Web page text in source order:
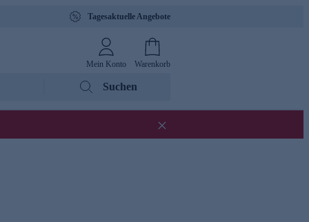
Tagesaktuelle Angebote
Mein Konto Warenkorb
Suchen